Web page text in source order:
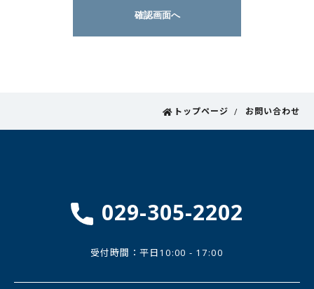
確認画面へ
トップページ お問い合わせ
029-305-2202
受付時間：平日10:00 - 17:00